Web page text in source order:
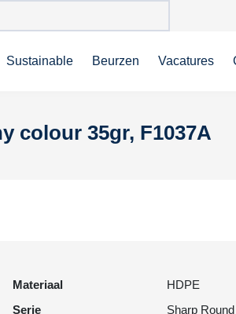
Sustainable Beurzen Vacatures
colour 35gr, F1037A
Materiaal
HDPE
Serie
Sharp Round